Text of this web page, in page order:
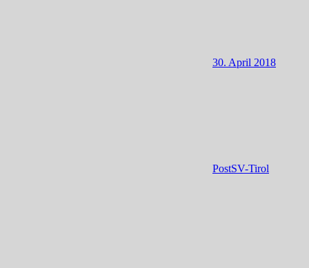
30. April 2018
PostSV-Tirol